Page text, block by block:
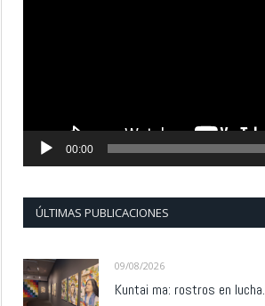
00:00
ÚLTIMAS PUBLICACIONES
09/08/2026
Kuntai ma: rostros en lucha.